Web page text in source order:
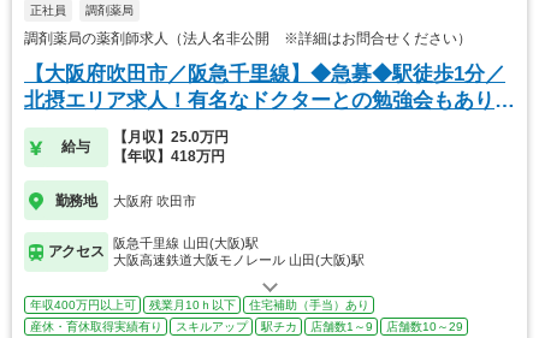
正社員 調剤薬局
調剤薬局の薬剤師求人（法人名非公開 ※詳細はお問合せください）
【大阪府吹田市／阪急千里線】◆急募◆駅徒歩1分／
北摂エリア求人！有名なドクターとの勉強会もありま
す
給与
【月収】25.0万円
【年収】418万円
勤務地 大阪府 吹田市
アクセス
阪急千里線 山田(大阪)駅
大阪高速鉄道大阪モノレール 山田(大阪)駅
年収400万円以上可 残業月10ｈ以下
住宅補助（手当）あり
産休・育休取得実績有り
スキルアップ 駅チカ 店舗数1～9
店舗数10～29